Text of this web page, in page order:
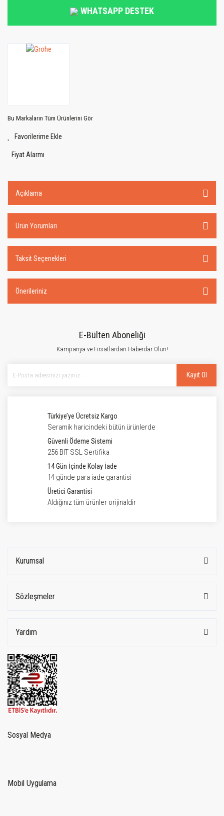
WHATSAPP DESTEK
Bu Markaların Tüm Ürünlerini Gör
Fiyat Alarmı
Açıklama
Ürün Yorumları
Taksit Seçenekleri
Önerileriniz
E-Bülten Aboneliği
Kampanya ve Fırsatlardan Haberdar Olun!
Kayıt Ol
Türkiye’ye Ücretsiz Kargo
Seramik haricindeki bütün ürünlerde
Güvenli Ödeme Sistemi
256 BIT SSL Sertifika
14 Gün İçinde Kolay İade
14 günde para iade garantisi
Üretici Garantisi
Aldığınız tüm ürünler orijinaldir
Kurumsal
Sözleşmeler
Yardım
Sosyal Medya
Mobil Uygulama